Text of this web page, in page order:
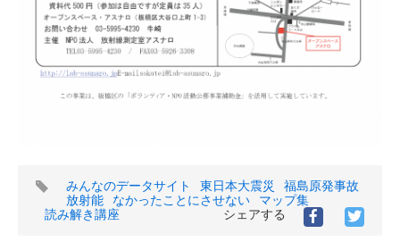
タ
みんなのデータサイト 東日本大震災
福島原発事故
放射能
なかったことにさせない
マップ集
読み解き講座
シェアする